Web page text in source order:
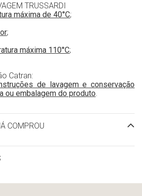
TRUSSARDI
máxima de 40°C;
;
máxima 110°C;
Catran:
de lavagem e conservação
ou embalagem do produto
COMPROU